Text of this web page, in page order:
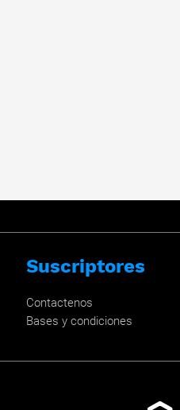
Suscriptores
Contactenos
Bases y condiciones